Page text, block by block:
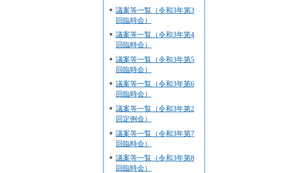
議案等一覧（令和3年第3
回臨時会）
議案等一覧（令和3年第4
回臨時会）
議案等一覧（令和3年第5
回臨時会）
議案等一覧（令和3年第6
回臨時会）
議案等一覧（令和3年第2
回定例会）
議案等一覧（令和3年第7
回臨時会）
議案等一覧（令和3年第8
回臨時会）